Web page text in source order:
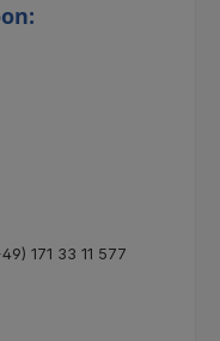
171 33 11 577